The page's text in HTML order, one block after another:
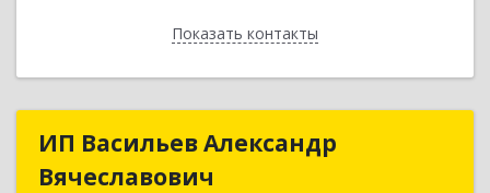
Показать контакты
Назад
ИП Васильев Александр
Вячеславович
ИП Васильев Александр